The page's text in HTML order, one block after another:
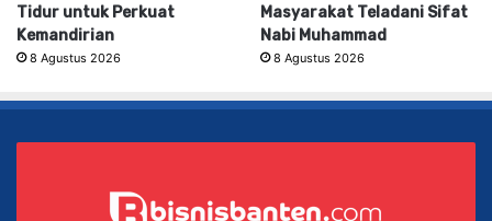
Tidur untuk Perkuat
Kemandirian
8 Agustus 2026
Masyarakat Teladani Sifat
Nabi Muhammad
8 Agustus 2026